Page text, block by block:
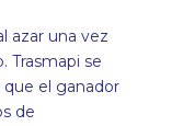
azar una vez
Trasmapi se
el ganador
de